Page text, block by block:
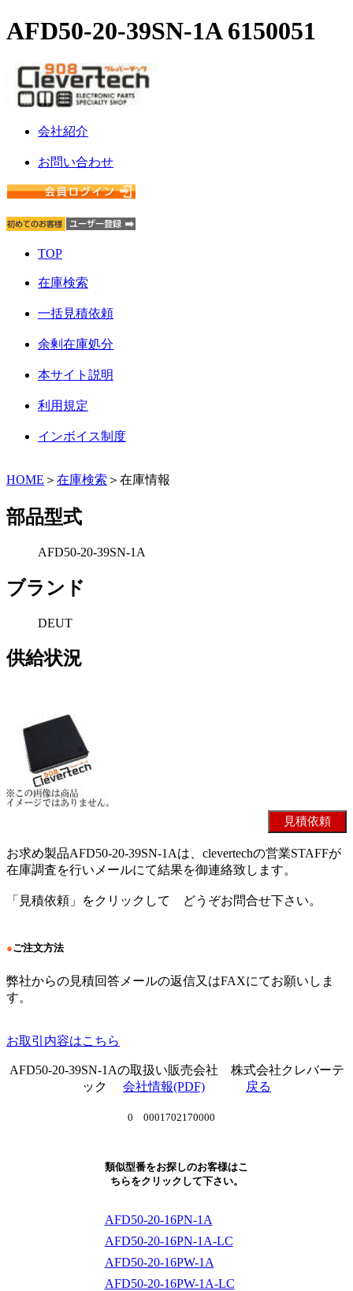
AFD50-20-39SN-1A 6150051
会社紹介
お問い合わせ
TOP
在庫検索
一括見積依頼
余剰在庫処分
本サイト説明
利用規定
インボイス制度
HOME ＞ 在庫検索 ＞在庫情報
部品型式
AFD50-20-39SN-1A
ブランド
DEUT
供給状況
お求め製品AFD50-20-39SN-1Aは、clevertechの営業STAFFが
在庫調査を行いメールにて結果を御連絡致します。
「見積依頼」をクリックして どうぞお問合せ下さい。
●ご注文方法
弊社からの見積回答メールの返信又はFAXにてお願いしま
す。
お取引内容はこちら
AFD50-20-39SN-1Aの取扱い販売会社 株式会社クレバーテ
ック 会社情報(PDF) 戻る
0 0001702170000
類似型番をお探しのお客様はこ
ちらをクリックして下さい。
AFD50-20-16PN-1A
AFD50-20-16PN-1A-LC
AFD50-20-16PW-1A
AFD50-20-16PW-1A-LC